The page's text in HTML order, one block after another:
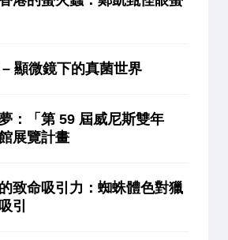
顯微鏡下的真菌世界
：「第 59 屆威尼斯雙年
展覽計畫
致命吸引力：蜘蛛體色對獵
引